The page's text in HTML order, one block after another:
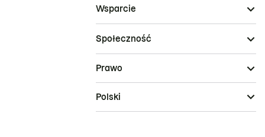
Wsparcie
Społeczność
Prawo
Polski